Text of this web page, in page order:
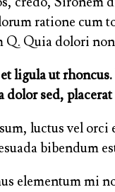
ratione cum
Q. Quia dolori
ligula ut
sed,
luctus vel
bibendum
elementum mi